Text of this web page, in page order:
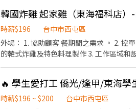
🏥 勞健保、團保、健康檢查、各項補助津貼 ⭐ 夥伴獨有年度禮物 沒有經驗也沒關
學，歡迎一起成長💚 📍除
韓國炸雞 起家雞（東海福科店）
時薪$196
台中市西屯區
外場： 1. 協助顧客 餐期間之需求 。 2. 控單 與客服 3. 結帳、
🔥 學生愛打工 僑光/逢甲/東海學
時薪$196 ~ $200
台中市西屯區